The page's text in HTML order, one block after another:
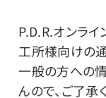
P.D.R.オンライ
工所様向けの
一般の方への
んので、ご了承